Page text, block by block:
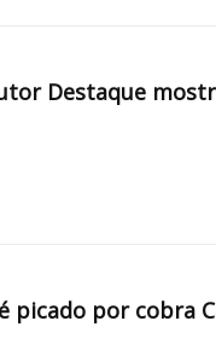
Destaque
picado por cobra